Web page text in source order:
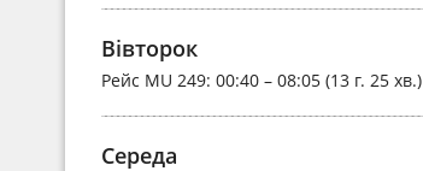
Вівторок
Рейс MU 249: 00:40 – 08:05 (13 г. 25 хв.)
Середа